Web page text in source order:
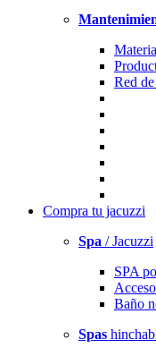
Red
Compra tu jacuzzi
Spa / Jacuzzi
SPA
Baño
Spas